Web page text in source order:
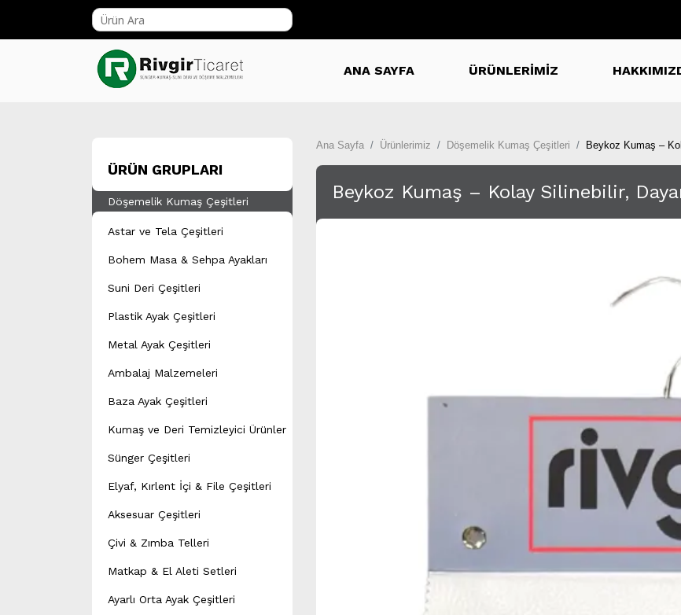
ANA SAYFA ÜRÜNLERİMİZ
ÜRÜN GRUPLARI
Döşemelik Kumaş Çeşitleri
Astar ve Tela Çeşitleri
Bohem Masa & Sehpa Ayakları
Suni Deri Çeşitleri
Plastik Ayak Çeşitleri
Metal Ayak Çeşitleri
Ambalaj Malzemeleri
Baza Ayak Çeşitleri
Kumaş ve Deri Temizleyici Ürünler
Sünger Çeşitleri
Elyaf, Kırlent İçi & File Çeşitleri
Aksesuar Çeşitleri
Çivi & Zımba Telleri
Matkap & El Aleti Setleri
Ayarlı Orta Ayak Çeşitleri
Ana Sayfa Ürünlerimiz Döşemelik Kumaş Çeşitleri Beykoz Kumaş –
Beykoz Kumaş – Kolay Silinebilir,